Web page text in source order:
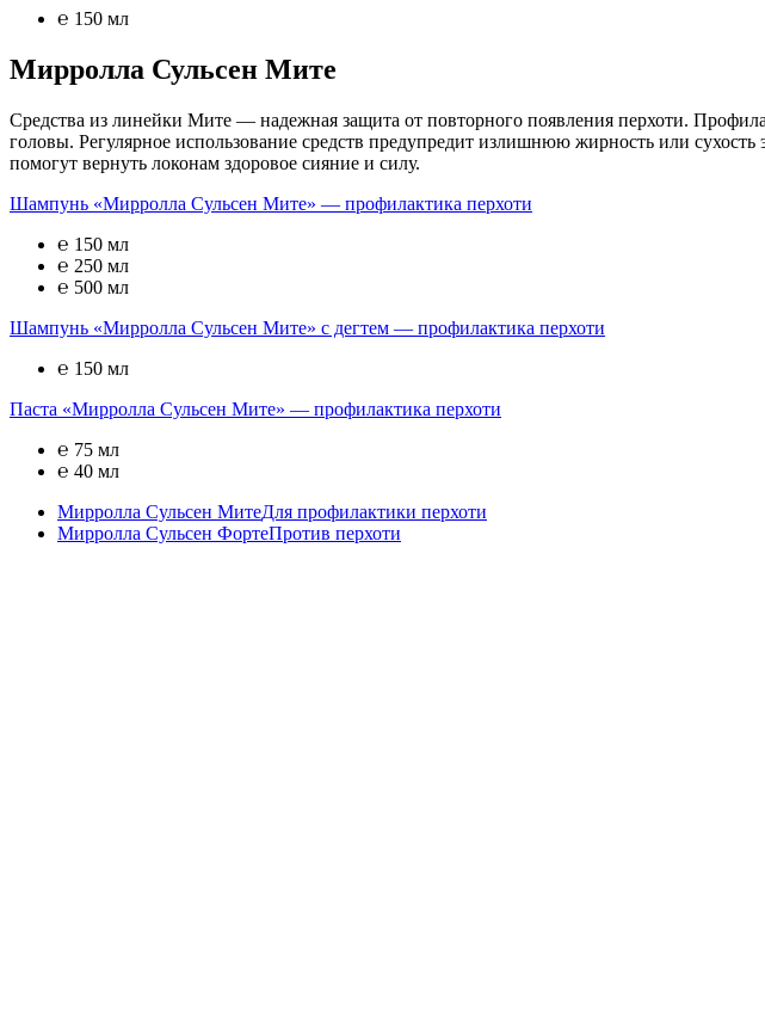
℮ 150 мл
Мирролла Сульсен Мите
Средства из линейки Мите — надежная защита от повторного появления перхоти.
головы. Регулярное использование средств предупредит излишнюю жирность или
помогут вернуть локонам здоровое сияние и силу.
Шампунь «Мирролла Сульсен Мите» — профилактика перхоти
℮ 150 мл
℮ 250 мл
℮ 500 мл
Шампунь «Мирролла Сульсен Мите» с дегтем — профилактика перхоти
℮ 150 мл
Паста «Мирролла Сульсен Мите» — профилактика перхоти
℮ 75 мл
℮ 40 мл
Мирролла Сульсен МитеДля профилактики перхоти
Мирролла Сульсен ФортеПротив перхоти